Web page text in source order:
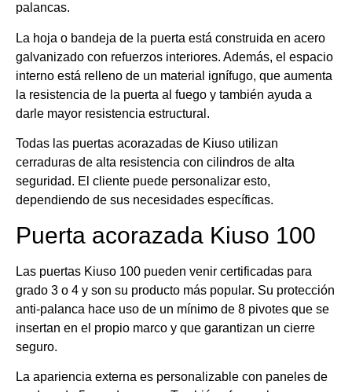
palancas.
La hoja o bandeja de la puerta está construida en acero
galvanizado con refuerzos interiores. Además, el espacio
interno está relleno de un material ignífugo, que aumenta
la resistencia de la puerta al fuego y también ayuda a
darle mayor resistencia estructural.
Todas las puertas acorazadas de Kiuso utilizan
cerraduras de alta resistencia con cilindros de alta
seguridad. El cliente puede personalizar esto,
dependiendo de sus necesidades específicas.
Puerta acorazada Kiuso 100
Las puertas Kiuso 100 pueden venir certificadas para
grado 3 o 4 y son su producto más popular. Su protección
anti-palanca hace uso de un mínimo de 8 pivotes que se
insertan en el propio marco y que garantizan un cierre
seguro.
La apariencia externa es personalizable con paneles de